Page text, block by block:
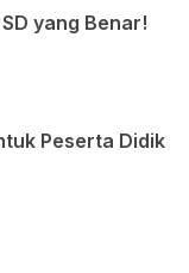
yang Benar!
Peserta Didik